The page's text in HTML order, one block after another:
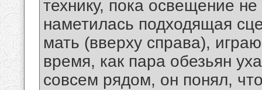
технику, пока освещение
наметилась подходящая
мать (вверху справа),
время, как пара обезьян
совсем рядом, он понял,